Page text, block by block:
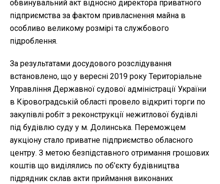
обвинувальний акт відносно директора приватного
підприємства за фактом привласнення майна в
особливо великому розмірі та службового
підроблення.
За результатами досудового розслідування
встановлено, що у вересні 2019 року Територіальне
Управління Державної судової адміністрації України
в Кіровоградській області провело відкриті торги по
закупівлі робіт з реконструкції нежитлової будівлі
під будівлю суду у м. Долинська. Переможцем
аукціону стало приватне підприємство обласного
центру. З метою безпідставного отримання грошових
коштів що виділялись по об’єкту будівництва
підрядник склав акти приймання виконаних